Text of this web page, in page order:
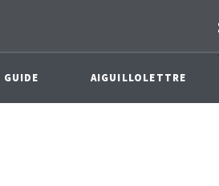
GUIDE AIGUILLOLETTRE